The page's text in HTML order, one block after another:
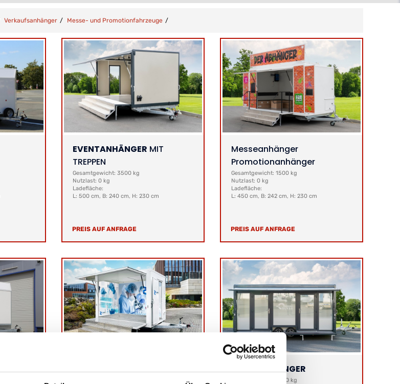
Verkaufsanhänger Messe- und Promotionfahrzeuge
EVENTANHÄNGER MIT
TREPPEN
Gesamtgewicht: 3500 kg
Nutzlast: 0 kg
Ladefläche:
L: 500 cm, B: 240 cm, H: 230 cm
PREIS AUF ANFRAGE
Messeanhänger
Promotionanhänger
Gesamtgewicht: 1500 kg
Nutzlast: 0 kg
Ladefläche:
L: 450 cm, B: 242 cm, H: 230 cm
PREIS AUF ANFRAGE
EVENTANHÄNGER EVENTANHÄNGER
Gesamtgewicht: 2700 kg